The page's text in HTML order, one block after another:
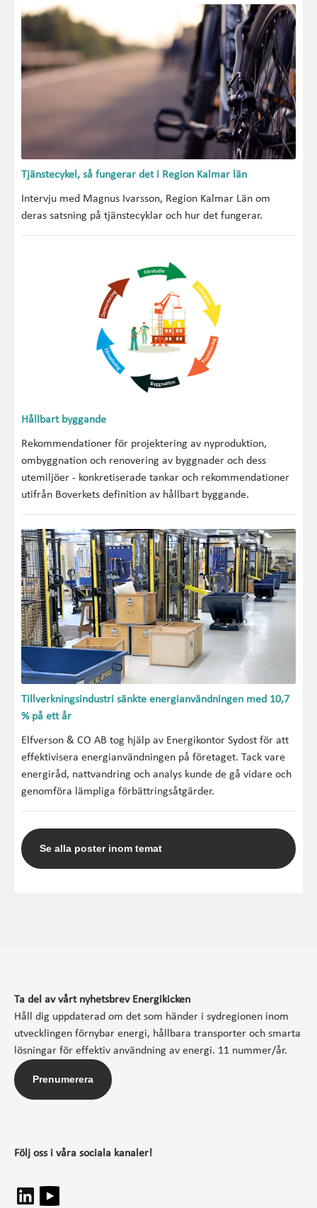
Tjänstecykel, så fungerar det i Region Kalmar län
Intervju med Magnus Ivarsson, Region Kalmar Län om
deras satsning på tjänstecyklar och hur det fungerar.
Hållbart byggande
Rekommendationer för projektering av nyproduktion,
ombyggnation och renovering av byggnader och dess
utemiljöer - konkretiserade tankar och rekommendationer
utifrån Boverkets definition av hållbart byggande.
Tillverkningsindustri sänkte energianvändningen med 10,7
% på ett år
Elfverson & CO AB tog hjälp av Energikontor Sydost för att
effektivisera energianvändningen på företaget. Tack vare
energiråd, nattvandring och analys kunde de gå vidare och
genomföra lämpliga förbättringsåtgärder.
Se alla poster inom temat
Ta del av vårt nyhetsbrev Energikicken
Håll dig uppdaterad om det som händer i sydregionen inom
utvecklingen förnybar energi, hållbara transporter och smarta
lösningar för effektiv användning av energi. 11 nummer/år.
Prenumerera
Följ oss i våra sociala kanaler!